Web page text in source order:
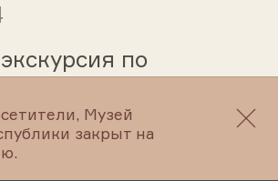
по
мемориальному
Музей
закрыт на